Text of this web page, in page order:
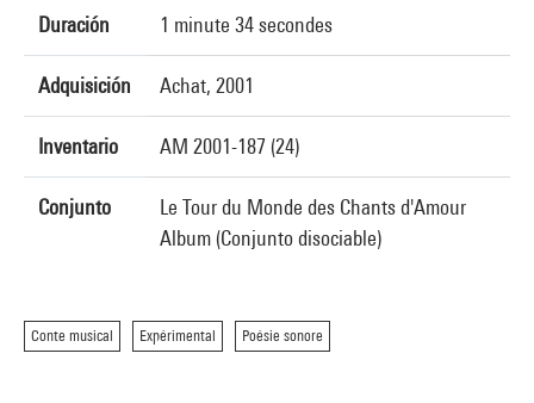
Duración 1 minute 34 secondes
Adquisición Achat, 2001
Inventario AM 2001-187 (24)
Conjunto
Le Tour du Monde des Chants d'Amour
Album (Conjunto disociable)
Conte musical Expérimental Poésie sonore